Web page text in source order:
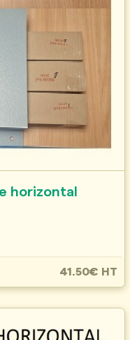
horizontal
41.50€ HT